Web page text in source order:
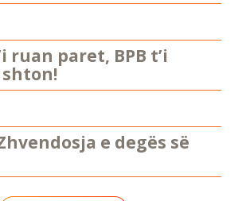
ruan paret, BPB t’i
shton!
e degës së